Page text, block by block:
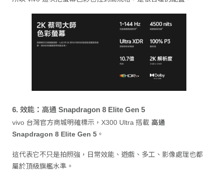
6. 效能：高通 Snapdragon 8 Elite Gen 5
vivo 台灣官方商城明確標示，X300 Ultra 搭載 高通
Snapdragon 8 Elite Gen 5 。
這代表它不只是拍照強，日常效能、遊戲、多工、影像處理也都
屬於頂級旗艦水準。